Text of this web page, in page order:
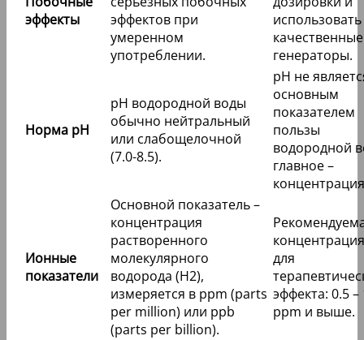
эффекты
эффектов при
умеренном
употреблении.
использовать
качественные
генераторы.
Норма pH
pH водородной воды
обычно нейтральный
или слабощелочной
(7.0-8.5).
pH не
основным
показателем
пользы
водородной
главное –
Ионные
показатели
Основной показатель –
концентрация
растворенного
молекулярного
водорода (H2),
измеряется в ppm (parts
per million) или ppb
(parts per billion).
для
эффекта: 0.5 –
ppm и выше.